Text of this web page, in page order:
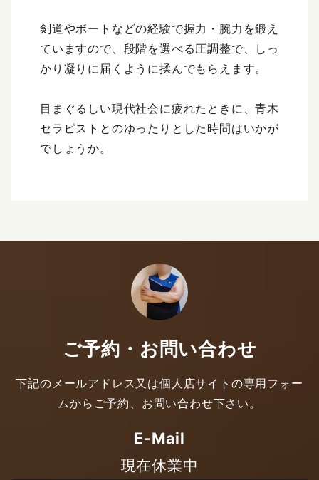
剣道やボートなどの経験で握力・腕力を鍛え
ていますので、段階を選べる圧調整で、しっ
かり凝りに届くように揉んでもらえます。
目まぐるしい現代社会に疲れたときに、青木
セラピストとのゆったりとした時間はいかが
でしょうか。
ご予約・お問い合わせ
下記のメールアドレス又は個人店サイトの専用フォー
ムからご予約、お問い合わせ下さい。
E-Mail
現在休業中